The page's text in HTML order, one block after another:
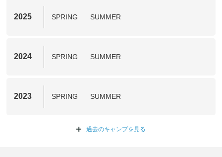
2025 SPRING SUMMER
2024 SPRING SUMMER
2023 SPRING SUMMER
過去のキャンプを 見る